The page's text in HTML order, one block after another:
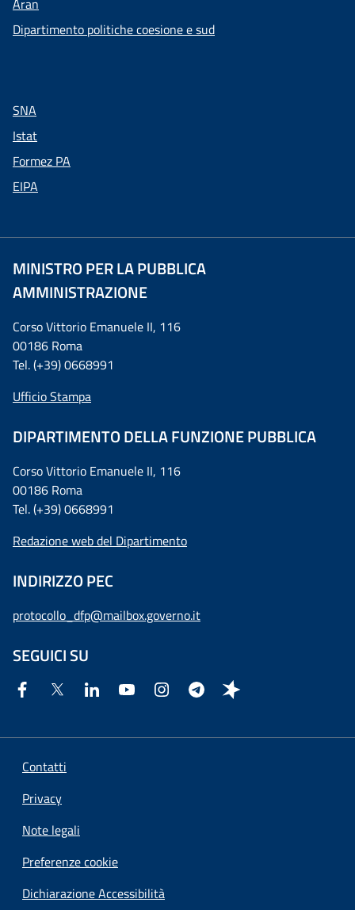
Dipartimento politiche coesione e sud
SNA
Istat
Formez PA
EIPA
MINISTRO PER LA PUBBLICA
AMMINISTRAZIONE
Corso Vittorio Emanuele II, 116
00186 Roma
Tel. (+39) 0668991
Ufficio Stampa
DIPARTIMENTO DELLA FUNZIONE PUBBLICA
Corso Vittorio Emanuele II, 116
00186 Roma
Tel. (+39) 0668991
Redazione web del Dipartimento
INDIRIZZO PEC
protocollo_dfp@mailbox.governo.it
SEGUICI SU
Contatti
Privacy
Note legali
Preferenze cookie
Dichiarazione Accessibilità